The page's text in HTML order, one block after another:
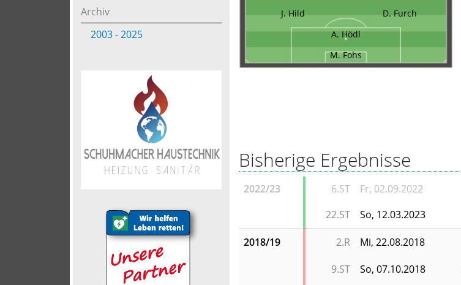
Archiv
2003 - 2025
J. Hild
D. Furch
A. Hödl
M. Fohs
Bisherige Ergebnisse
2022/23 6.ST Fr, 02.09.2022
22.ST
So, 12.03.2023
2018/19 2.R Mi, 22.08.2018
9.ST
So, 07.10.2018